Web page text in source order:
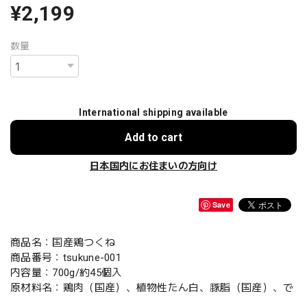
¥2,199
数量
International shipping available
Add to cart
日本国内にお住まいの方向け
Save
商品名：国産鶏つくね
商品番号：tsukune-001
内容量：700g/約45個入
原材料名：鶏肉（国産）、植物性たん白、豚脂（国産）、で